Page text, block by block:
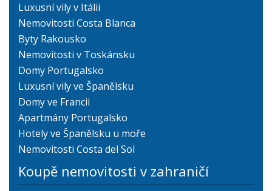
Luxusní vily v Itálii
Nemovitosti Costa Blanca
Byty Rakousko
Nemovitosti v Toskánsku
Domy Portugalsko
Luxusní vily ve Španělsku
Domy ve Francii
Apartmány Portugalsko
Hotely ve Španělsku u moře
Nemovitosti Costa del Sol
Koupě nemovitosti v zahraničí